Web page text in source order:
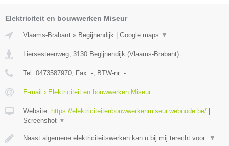
Elektriciteit en bouwwerken Miseur
Vlaams-Brabant » Begijnendijk Google maps ▼
Liersesteenweg, 3130 Begijnendijk (Vlaams-Brabant)
Tel: 0473587970, Fax: -, BTW-nr: -
E-mail › Elektriciteit en bouwwerken Miseur
Website: https://elektriciteitenbouwwerkenmiseur.webnode.be/
Screenshot ▼
Naast algemene elektriciteitswerken kan u bij mij terecht voor: ▼